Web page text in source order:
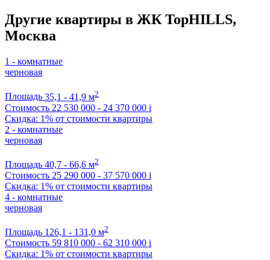
Другие квартиры в ЖК TopHILLS,
Москва
1 - комнатные
черновая
Площадь 35,1 - 41,9 м2
Стоимость 22 530 000 - 24 370 000 i
Скидка: 1% от стоимости квартиры
2 - комнатные
черновая
Площадь 40,7 - 66,6 м2
Стоимость 25 290 000 - 37 570 000 i
Скидка: 1% от стоимости квартиры
4 - комнатные
черновая
Площадь 126,1 - 131,0 м2
Стоимость 59 810 000 - 62 310 000 i
Скидка: 1% от стоимости квартиры